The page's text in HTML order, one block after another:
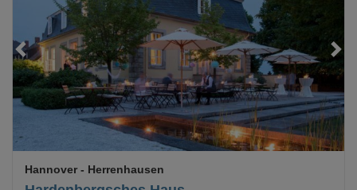
Loading...
Hannover - Herrenhausen